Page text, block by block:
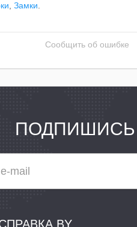
Замки
Сообщить об ошибке
ПОДПИШИСЬ